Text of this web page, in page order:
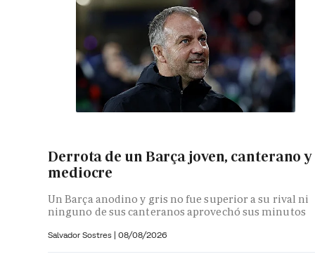
Derrota de un Barça joven, canterano y
mediocre
Un Barça anodino y gris no fue superior a su rival ni
ninguno de sus canteranos aprovechó sus minutos
Salvador Sostres | 08/08/2026